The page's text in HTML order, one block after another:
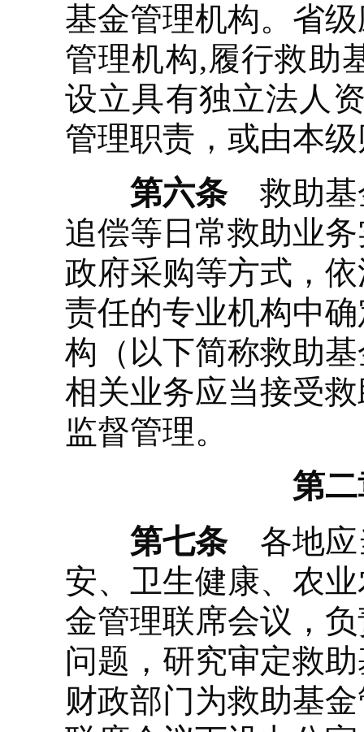
基金管理机构。省
管理机构,履行救助
设立具有独立法人
管理职责，或由本
第六条救助基
追偿等日常救助业
政府采购等方式，
责任的专业机构中
构（以下简称救助
相关业务应当接受
监督管理。
第
第七条各地应
安、卫生健康、农
金管理联席会议，
问题，研究审定救
财政部门为救助基